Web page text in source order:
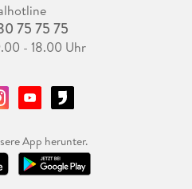
75 75 75
- 18.00 Uhr
App herunter.